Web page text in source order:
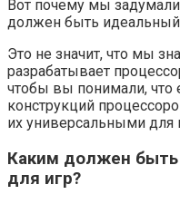
Вот почему мы
должен быть идеальный
Это не значит, что мы
разрабатывает
чтобы вы понимали, что
конструкций
их универсальными для
Каким должен
для игр?